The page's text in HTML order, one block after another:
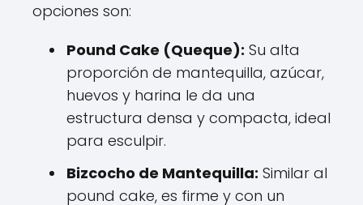
opciones son:
Pound Cake (Queque): Su alta
proporción de mantequilla, azúcar,
huevos y harina le da una
estructura densa y compacta, ideal
para esculpir.
Bizcocho de Mantequilla: Similar al
pound cake, es firme y con un